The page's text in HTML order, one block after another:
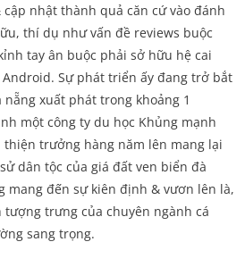
nhật thành quả căn cứ vào đánh
thí dụ như vấn đề reviews buộc
tay ân buộc phải sở hữu hệ cai
Sự phát triển ấy đang trở bắt
xuất phát trong khoảng 1
một công ty du học Khủng mạnh
thiện trưởng hàng năm lên mang lại
dân tộc của giá đất ven biển đà
mang đến sự kiên định & vươn lên là,
trưng của chuyên ngành cá
sang trọng.